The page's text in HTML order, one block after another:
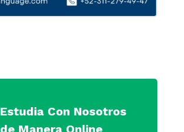
Estudia Con Nosotros